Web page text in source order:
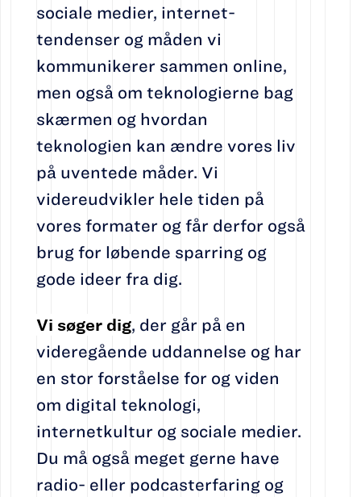
sociale medier, internet-
tendenser og måden vi
kommunikerer sammen online,
men også om teknologierne bag
skærmen og hvordan
teknologien kan ændre vores liv
på uventede måder. Vi
videreudvikler hele tiden på
vores formater og får derfor også
brug for løbende sparring og
gode ideer fra dig.
Vi søger dig, der går på en
videregående uddannelse og har
en stor forståelse for og viden
om digital teknologi,
internetkultur og sociale medier.
Du må også meget gerne have
radio- eller podcasterfaring og